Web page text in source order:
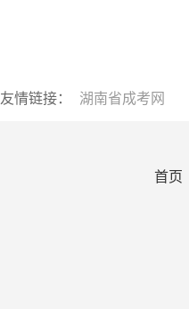
友情链接： 湖南省成考网
首页